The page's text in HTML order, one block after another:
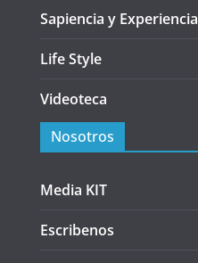
Sapiencia y Experiencia
Life Style
Videoteca
Nosotros
Media KIT
Escribenos